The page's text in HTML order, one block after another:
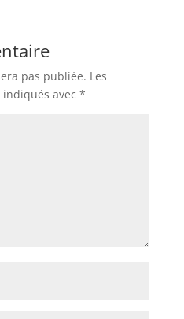
pas publiée. Les
avec *